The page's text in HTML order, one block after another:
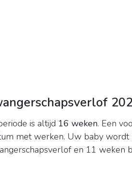
is altijd 16 weken. Een
met werken. Uw baby
en 11 weken